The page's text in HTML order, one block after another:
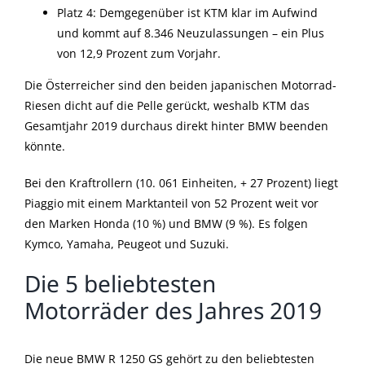
Platz 4: Demgegenüber ist KTM klar im Aufwind
und kommt auf 8.346 Neuzulassungen – ein Plus
von 12,9 Prozent zum Vorjahr.
Die Österreicher sind den beiden japanischen Motorrad-
Riesen dicht auf die Pelle gerückt, weshalb KTM das
Gesamtjahr 2019 durchaus direkt hinter BMW beenden
könnte.
Bei den Kraftrollern (10. 061 Einheiten, + 27 Prozent) liegt
Piaggio mit einem Marktanteil von 52 Prozent weit vor
den Marken Honda (10 %) und BMW (9 %). Es folgen
Kymco, Yamaha, Peugeot und Suzuki.
Die 5 beliebtesten
Motorräder des Jahres 2019
Die neue BMW R 1250 GS gehört zu den beliebtesten